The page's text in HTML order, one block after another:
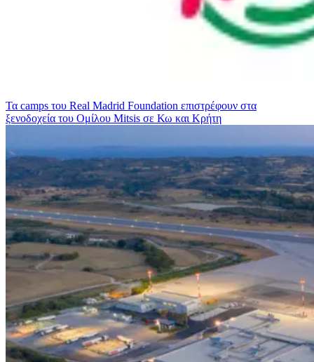
Τα camps του Real Madrid Foundation επιστρέφουν στα
ξενοδοχεία του Ομίλου Mitsis σε Κω και Κρήτη